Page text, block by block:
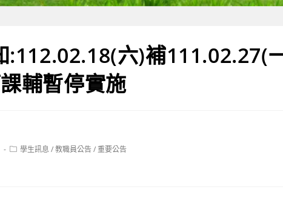
:112.02.18(六)補111.02.27(
輔暫停實施
Post學生訊息 /教職員公告/重要公告